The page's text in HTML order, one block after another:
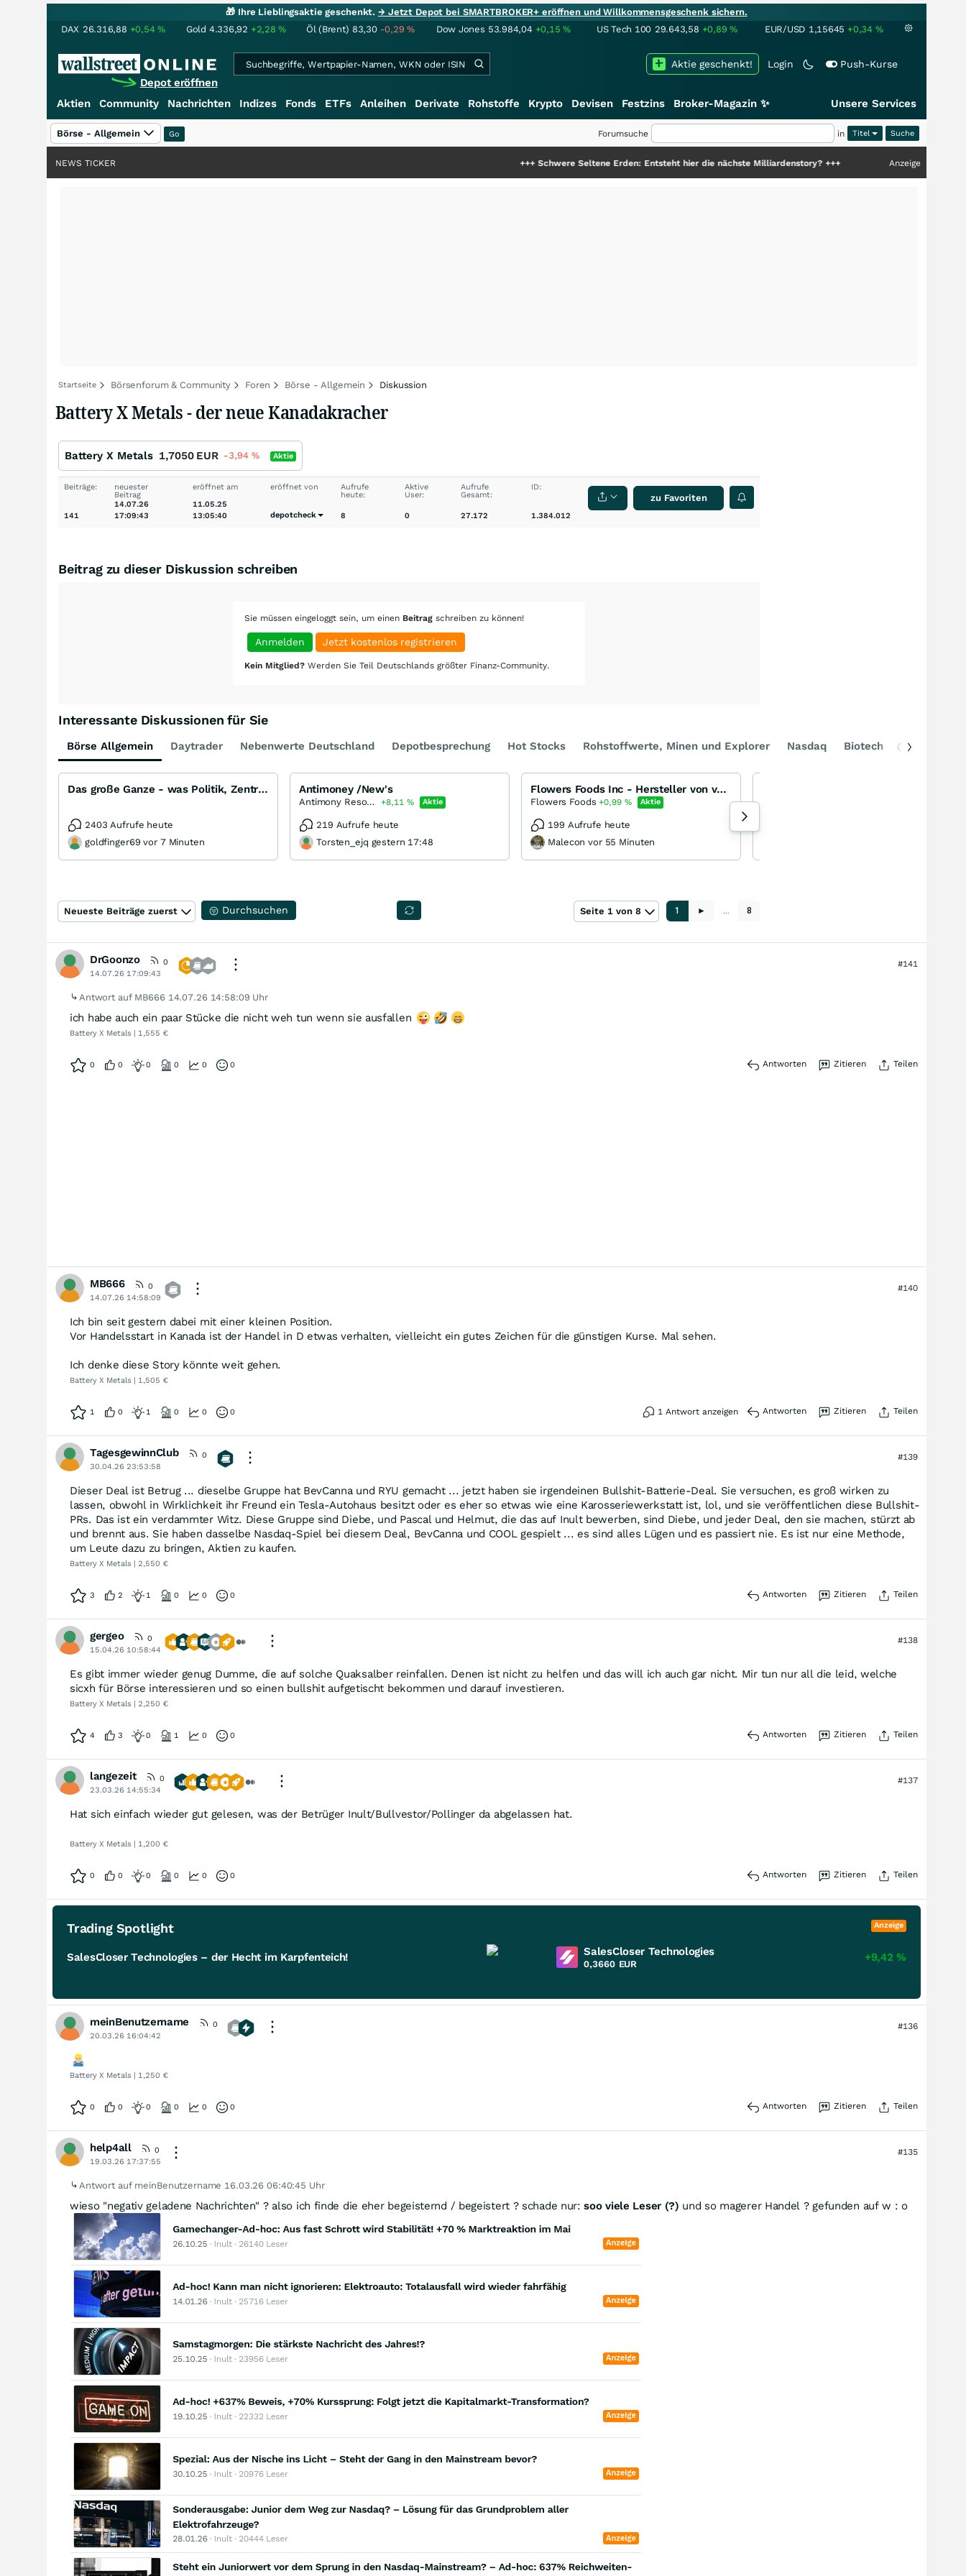
🎁 Ihre Lieblingsaktie geschenkt.→ Jetzt Depot bei SMARTBROKER+ eröffnen und Willkommensgeschenk sichern.
DAX 26.316,88 +0,54% Gold 4.336,92 +2,28% Öl (Brent) 83,30 -0,29% Dow Jones 53.984,04 +0,15% US Tech 100 29.643,58 +0,89% EUR/USD 1,15645 +0,34 %
Depot eröffnen
Login Push-Kurse
Aktie geschenkt!
Aktien Community Nachrichten Indizes Fonds ETFs Anleihen Derivate Rohstoffe Krypto Devisen Festzins Broker-Magazin ✨ Unsere Services
Börse - Allgemein Forumsuche in Titel
Schwere Seltene Erden: Entsteht hier die nächste Milliardenstory?+++ Anzeige
NEWS TICKER
Startseite Börsenforum & Community Foren Börse - Allgemein Diskussion
Battery X Metals - der neue Kanadakracher
Battery X Metals 1,7050 EUR -3,94 % Aktie
Beiträge:
141
neuester
Beitrag
14.07.26
17:09:43
eröffnet am
11.05.25
13:05:40
eröffnet von
depotcheck
Aufrufe
heute:
8
Aktive
User:
0
Aufrufe
Gesamt:
27.172
ID:
1.384.012
zu Favoriten
Beitrag zu dieser Diskussion schreiben
Sie müssen eingeloggt sein, um einen Beitrag schreiben zu können!
Anmelden Jetzt kostenlos registrieren
Kein Mitglied? Werden Sie Teil Deutschlands größter Finanz-Community.
Interessante Diskussionen für Sie
Börse Allgemein Daytrader Nebenwerte Deutschland Depotbesprechung Hot Stocks Rohstoffwerte, Minen und Explorer Nasdaq Biotech DAX
Das große Ganze - was Politik, Zentralbanken, Trends, Medien und Gesellschaft mit Aktien, Rohstoffen
2403 Aufrufe heute
goldfinger69 vor 7 Minuten
Antimoney /New's
Antimony Resources +8,11% Aktie
219 Aufrufe heute
Torsten_ejq gestern 17:48
Flowers Foods Inc - Hersteller von verpackten Lebensmitteln (z.B. Brot)
Flowers Foods +0,99% Aktie
199 Aufrufe heute
Malecon vor 55 Minuten
Neueste Beiträge zuerst Durchsuchen 1 ► … 8
Seite 1 von 8
DrGoonzo
0
14.07.26 17:09:43
#141
Antwort auf MB666 14.07.26 14:58:09 Uhr
ich habe auch ein paar Stücke die nicht weh tun wenn sie ausfallen
Battery X Metals | 1,555 €
0 0 0 0 0 0 Antworten Zitieren Teilen
MB666
0
14.07.26 14:58:09
#140
Ich bin seit gestern dabei mit einer kleinen Position.
Vor Handelsstart in Kanada ist der Handel in D etwas verhalten, vielleicht ein gutes Zeichen für die günstigen Kurse. Mal sehen.
Ich denke diese Story könnte weit gehen.
Battery X Metals | 1,505 €
1 0 1 0 0 0 1 Antwort anzeigen Antworten Zitieren Teilen
TagesgewinnClub
0
30.04.26 23:53:58
#139
Dieser Deal ist Betrug ... dieselbe Gruppe hat BevCanna und RYU gemacht ... jetzt haben sie irgendeinen Bullshit-Batterie-Deal. Sie versuchen, es groß wirken zu
lassen, obwohl in Wirklichkeit ihr Freund ein Tesla-Autohaus besitzt oder es eher so etwas wie eine Karosseriewerkstatt ist, lol, und sie veröffentlichen diese Bullshit-
PRs. Das ist ein verdammter Witz. Diese Gruppe sind Diebe, und Pascal und Helmut, die das auf Inult bewerben, sind Diebe, und jeder Deal, den sie machen, stürzt ab
und brennt aus. Sie haben dasselbe Nasdaq-Spiel bei diesem Deal, BevCanna und COOL gespielt ... es sind alles Lügen und es passiert nie. Es ist nur eine Methode,
um Leute dazu zu bringen, Aktien zu kaufen.
Battery X Metals | 2,550 €
3 2 1 0 0 0 Antworten Zitieren Teilen
gergeo
0
15.04.26 10:58:44
#138
Es gibt immer wieder genug Dumme, die auf solche Quaksalber reinfallen. Denen ist nicht zu helfen und das will ich auch gar nicht. Mir tun nur all die leid, welche
sicxh für Börse interessieren und so einen bullshit aufgetischt bekommen und darauf investieren.
Battery X Metals | 2,250 €
4 3 0 1 0 0 Antworten Zitieren Teilen
langezeit
0
23.03.26 14:55:34
#137
Hat sich einfach wieder gut gelesen, was der Betrüger Inult/Bullvestor/Pollinger da abgelassen hat.
Battery X Metals | 1,200 €
0 0 0 0 0 0 Antworten Zitieren Teilen
Trading Spotlight Anzeige
SalesCloser Technologies – der Hecht im Karpfenteich! SalesCloser Technologies
0,3660 EUR
+9,42%
meinBenutzername
0
20.03.26 16:04:42
#136
Battery X Metals | 1,250 €
0 0 0 0 0 0 Antworten Zitieren Teilen
help4all
0
19.03.26 17:37:55
#135
Antwort auf meinBenutzername 16.03.26 06:40:45 Uhr
wieso "negativ geladene Nachrichten" ? also ich finde die eher begeisternd / begeistert ? schade nur:soo viele Leser (?) und so magerer Handel ? gefunden auf w : o